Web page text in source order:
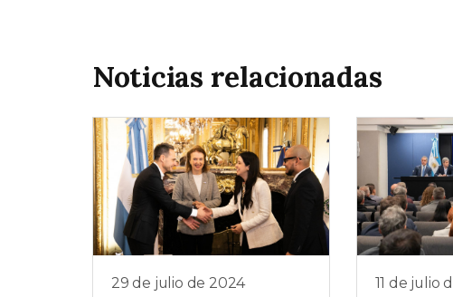
Noticias relacionadas
29 de julio de 2024 11 de julio